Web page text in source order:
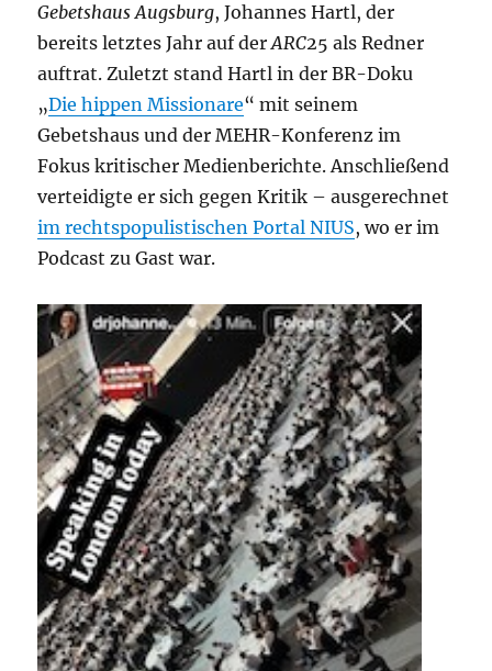
Gebetshaus Augsburg, Johannes Hartl, der
bereits letztes Jahr auf derARC25 als Redner
auftrat. Zuletzt stand Hartl in der BR-Doku
„Die hippen Missionare“ mit seinem
Gebetshaus und der MEHR-Konferenz im
Fokus kritischer Medienberichte. Anschließend
verteidigte er sich gegen Kritik – ausgerechnet
im rechtspopulistischen Portal NIUS, wo er im
Podcast zu Gast war.